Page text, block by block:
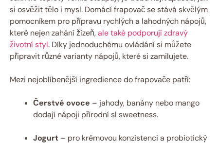
si osvěžit tělo i mysl. Domácí frapovač se stává skvělým
pomocníkem pro přípravu rychlých a lahodných nápojů,
které nejen zahání žízeň,ale také podporují zdravý
životní styl. Díky jednoduchému ovládání si můžete
připravit různé varianty nápojů, které si zamilujete.
Mezi nejoblíbenější ingredience do frapovače patří:
Čerstvé ovoce – jahody, banány nebo mango
dodají nápoji přírodní sl sweetness.
Jogurt – pro krémovou konzistenci a probiotický